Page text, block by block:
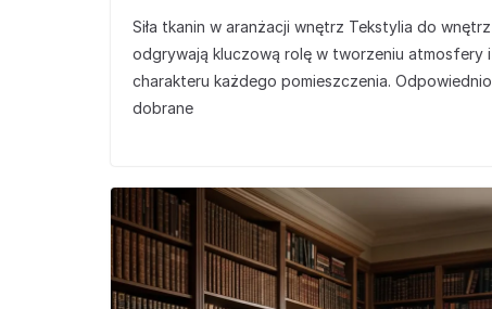
Siła tkanin w aranżacji wnętrz Tekstylia do wnętrz
odgrywają kluczową rolę w tworzeniu atmosfery i
charakteru każdego pomieszczenia. Odpowiednio
dobrane